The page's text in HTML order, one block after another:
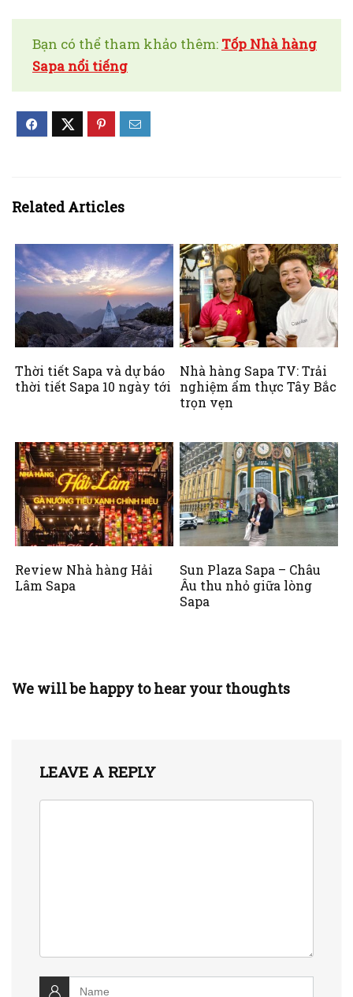
Bạn có thể tham khảo thêm: Tốp Nhà hàng
Sapa nổi tiếng
Related Articles
Thời tiết Sapa và dự báo
thời tiết Sapa 10 ngày tới
Nhà hàng Sapa TV: Trải
nghiệm ẩm thực Tây Bắc
trọn vẹn
Review Nhà hàng Hải
Lâm Sapa
Sun Plaza Sapa – Châu
Âu thu nhỏ giữa lòng
Sapa
We will be happy to hear your thoughts
LEAVE A REPLY